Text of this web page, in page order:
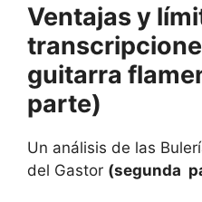
Ventajas y
guitarra
parte)
Un análisis de las
del Gastor (segunda